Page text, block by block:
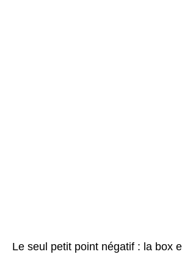
Le seul petit point négatif : la box